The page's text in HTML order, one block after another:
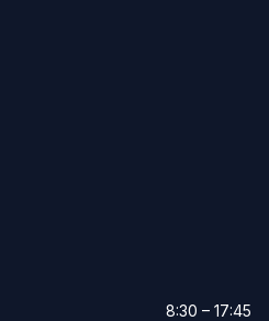
8:30 – 17:45